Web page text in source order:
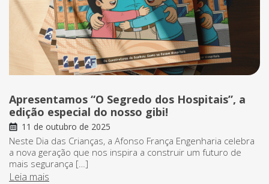
Apresentamos “O Segredo dos Hospitais”, a
edição especial do nosso gibi!
11 de outubro de 2025
Neste Dia das Crianças, a Afonso França Engenharia celebra
a nova geração que nos inspira a construir um futuro de
mais segurança […]
Leia mais